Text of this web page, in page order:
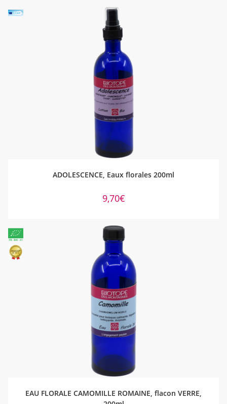
ADOLESCENCE, Eaux florales 200ml
9,70€
EAU FLORALE CAMOMILLE ROMAINE, flacon VERRE,